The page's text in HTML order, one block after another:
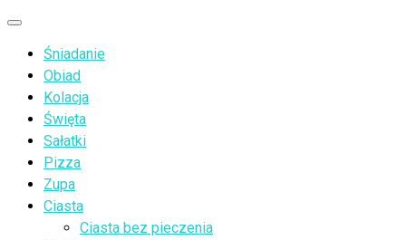
Przejdź
treści
Menu
Śniadanie
Obiad
Kolacja
Święta
Sałatki
Pizza
Zupa
Ciasta
Ciasta bez pieczenia